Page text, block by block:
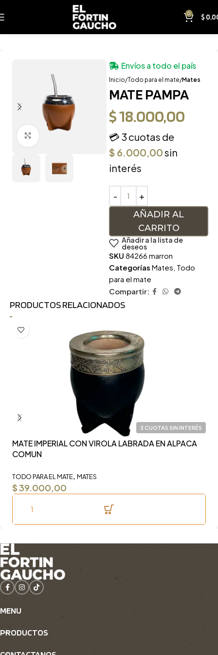
0 $
Inicio Todo para el mate Mates
Envíos a todo el país
MATE PAMPA
$18.000,00
💳 3 cuotas de
$ 6.000,00sin
interés
AÑADIR AL
CARRITO
Añadir a la lista de
deseos
SKU 84266 marron
Categorías Mates, Todo
para el mate
Compartir:
PRODUCTOS RELACIONADOS
3 CUOTAS SIN INTERÉS
MATE IMPERIAL CON VIROLA LABRADA EN ALPACA
COMUN
TODO PARA EL MATE, MATES
$39.000,00
MENU
PRODUCTOS